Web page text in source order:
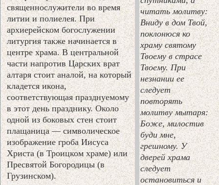
читать молитву:
Вниду в дом Твой,
поклонюся ко
храму святому
Твоему в страсе
Твоему. При
незнании ее
следует
повторять
молитву мытаря:
Боже, милостив
буди мне,
грешному. У
дверей храма
следует
остановиться и
священнослужители во время
литии и полиелея. При
архиерейском богослужении
литургия также начинается в
центре храма. В центральной
части напротив Царских врат
алтаря стоит аналой, на который
кладется икона,
соответствующая празднуемому
в этот день празднику. Около
одной из боковых стен стоит
плащаница — символическое
изображение гроба Иисуса
Христа (в Троицком храме) или
Пресвятой Богородицы (в
Грузинском).